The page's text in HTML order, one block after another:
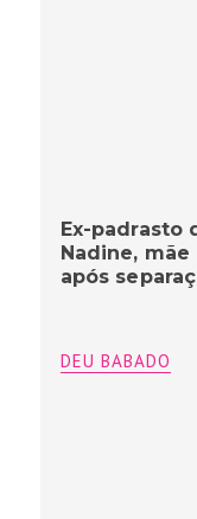
Ex-padrasto
Nadine,
após
DEU BABADO